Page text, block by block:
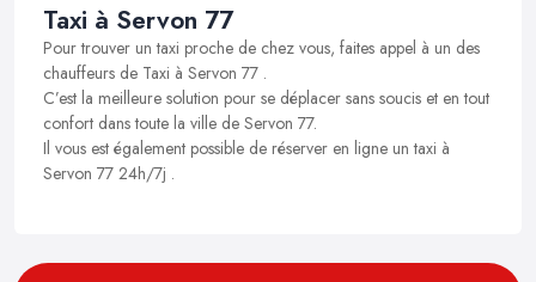
Taxi à Servon 77
Pour trouver un taxi proche de chez vous, faites appel à un des
chauffeurs de Taxi à Servon 77 .
C’est la meilleure solution pour se déplacer sans soucis et en tout
confort dans toute la ville de Servon 77.
Il vous est également possible de réserver en ligne un taxi à
Servon 77 24h/7j .